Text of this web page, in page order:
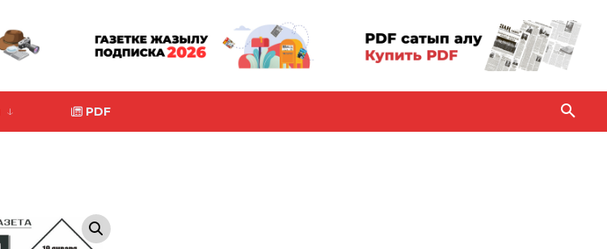
PDF